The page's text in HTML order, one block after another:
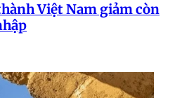
Việt Nam giảm còn